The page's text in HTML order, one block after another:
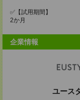
✅【試用期間】
2か月
企業情報
ユース